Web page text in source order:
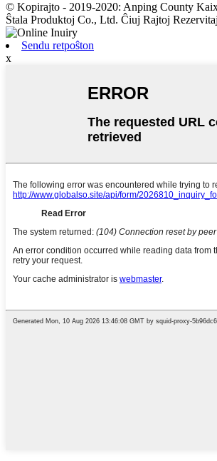
© Kopirajto - 2019-2020: Anping County
Ŝtala Produktoj Co., Ltd. Ĉiuj Rajtoj
Sendu retpoŝton
x